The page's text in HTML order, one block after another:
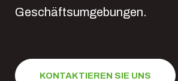
Geschäftsumgebungen.
KONTAKTIEREN SIE UNS